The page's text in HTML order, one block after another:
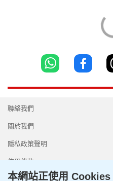
聯絡我們
關於我們
隱私政策聲明
使用條款
本網站正使用 Cookies